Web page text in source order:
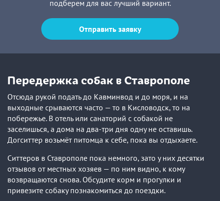
подберем для вас лучший вариант.
Отправить заявку
Передержка собак в Ставрополе
Отсюда рукой подать до Кавминвод и до моря, и на
выходные срываются часто — то в Кисловодск, то на
побережье. В отель или санаторий с собакой не
заселишься, а дома на два-три дня одну не оставишь.
Догситтер возьмёт питомца к себе, пока вы отдыхаете.
Ситтеров в Ставрополе пока немного, зато у них десятки
отзывов от местных хозяев — по ним видно, к кому
возвращаются снова. Обсудите корм и прогулки и
привезите собаку познакомиться до поездки.